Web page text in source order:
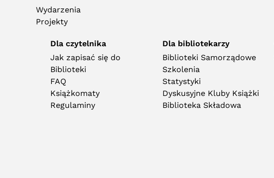
Wydarzenia
Projekty
Dla czytelnika
Jak zapisać się do
Biblioteki
FAQ
Książkomaty
Regulaminy
Dla bibliotekarzy
Biblioteki Samorządowe
Szkolenia
Statystyki
Dyskusyjne Kluby Książki
Biblioteka Składowa